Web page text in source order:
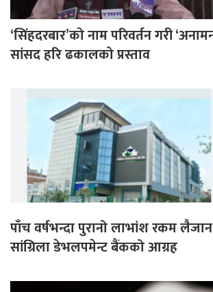
‘सिंहदरबार’को नाम परिवर्तन गरी
सांसद हरि ढकालको प्रस्ताव
पाँच वर्षभन्दा पुरानो लाभांश रकम
सांग्रिला डेभलपमेन्ट बैंकको आग्रह